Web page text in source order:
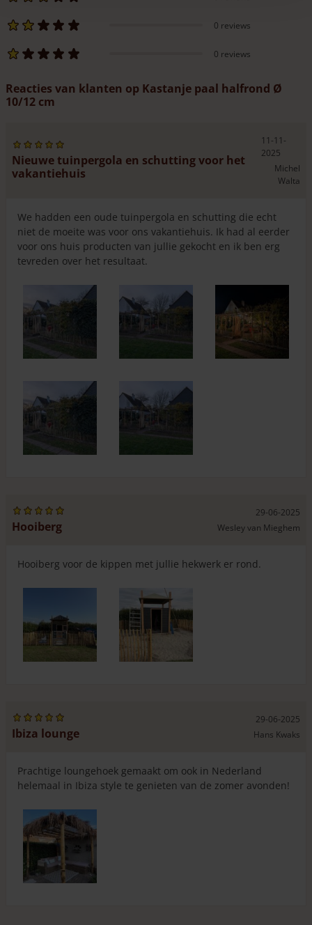
0 reviews
0 reviews
Reacties van klanten op Kastanje paal halfrond Ø
10/12 cm
Nieuwe tuinpergola en schutting voor het
vakantiehuis
Michel
Walta
11-11-
2025
We hadden een oude tuinpergola en schutting die echt
niet de moeite was voor ons vakantiehuis. Ik had al eerder
voor ons huis producten van jullie gekocht en ik ben erg
tevreden over het resultaat.
Hooiberg Wesley van Mieghem
29-06-2025
Hooiberg voor de kippen met jullie hekwerk er rond.
Ibiza lounge Hans Kwaks
29-06-2025
Prachtige loungehoek gemaakt om ook in Nederland
helemaal in Ibiza style te genieten van de zomer avonden!